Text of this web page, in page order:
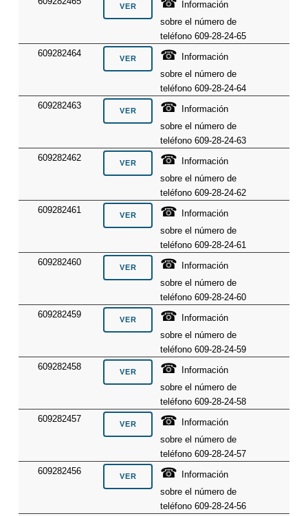
Información
sobre el número de
teléfono 609-28-24-65
609282464
☎ Información
sobre el número de
teléfono 609-28-24-64
609282463
☎ Información
sobre el número de
teléfono 609-28-24-63
609282462
☎ Información
sobre el número de
teléfono 609-28-24-62
609282461
☎ Información
sobre el número de
teléfono 609-28-24-61
609282460
☎ Información
sobre el número de
teléfono 609-28-24-60
609282459
☎ Información
sobre el número de
teléfono 609-28-24-59
609282458
☎ Información
sobre el número de
teléfono 609-28-24-58
609282457
☎ Información
sobre el número de
teléfono 609-28-24-57
609282456
☎ Información
sobre el número de
teléfono 609-28-24-56